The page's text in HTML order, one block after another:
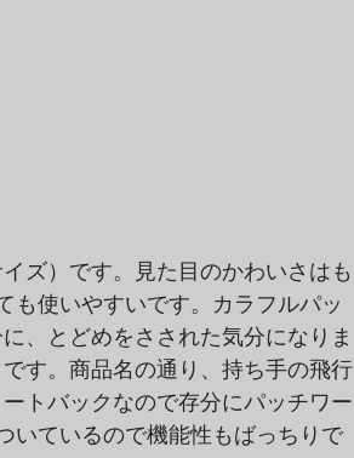
ズ）です。見た目のかわいさはも
も使いやすいです。カラフルパッ
、とどめをさされた気分になりま
す。商品名の通り、持ち手の飛行
トバックなので存分にパッチワー
いているので機能性もばっちりで